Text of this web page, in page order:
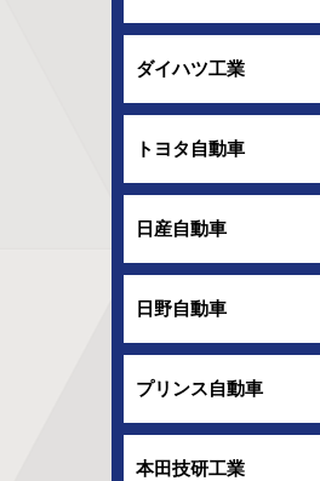
ダイハツ工業
トヨタ自動車
日産自動車
日野自動車
プリンス自動車
本田技研工業